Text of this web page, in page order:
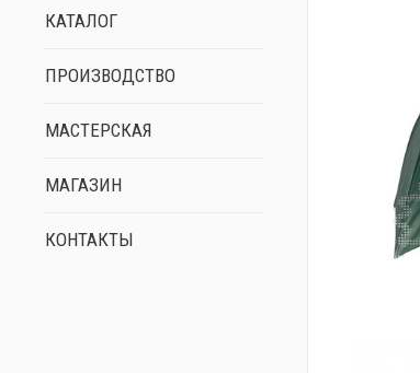
КАТАЛОГ
ПРОИЗВОДСТВО
МАСТЕРСКАЯ
МАГАЗИН
КОНТАКТЫ